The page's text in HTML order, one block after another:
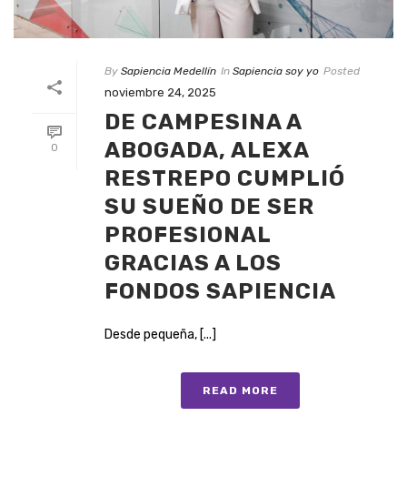
0
By Sapiencia Medellín In Sapiencia soy yo Posted
noviembre 24, 2025
DE CAMPESINA A
ABOGADA, ALEXA
RESTREPO CUMPLIÓ
SU SUEÑO DE SER
PROFESIONAL
GRACIAS A LOS
FONDOS SAPIENCIA
Desde pequeña, [...]
READ MORE